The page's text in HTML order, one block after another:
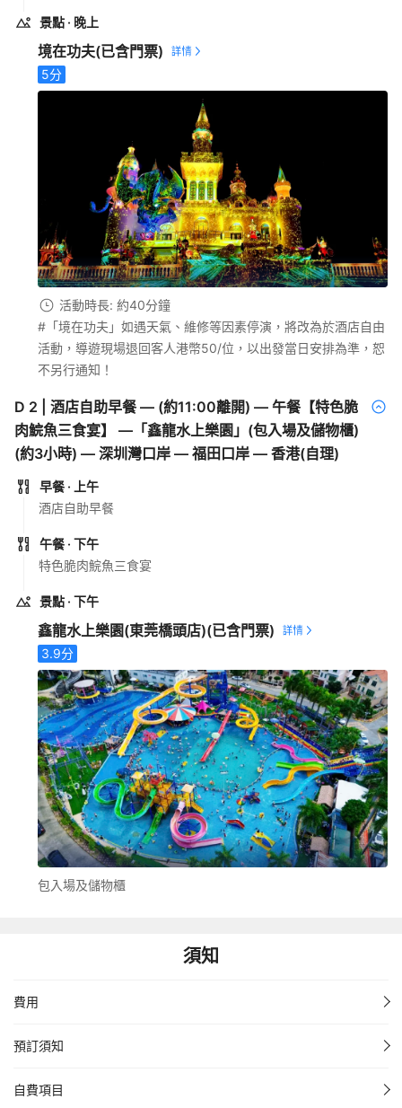
景點 · 晚上
境在功夫(已含門票)
5分
活動時長: 約40分鐘
#「境在功夫」如遇天氣、維修等因素停演，將改為於酒店自由
活動，導遊現場退回客人港幣50/位，以出發當日安排為準，恕
不另行通知！
D 2
酒店自助早餐 — (約11:00離開) — 午餐【特色脆
肉鯇魚三食宴】 —「鑫龍水上樂園」(包入場及儲物櫃)
(約3小時) — 深圳灣口岸 — 福田口岸 — 香港(自理)
早餐 · 上午
酒店自助早餐
午餐 · 下午
特色脆肉鯇魚三食宴
景點 · 下午
鑫龍水上樂園(東莞橋頭店)(已含門票)
3.9分
包入場及儲物櫃
須知
費用
預訂須知
自費項目